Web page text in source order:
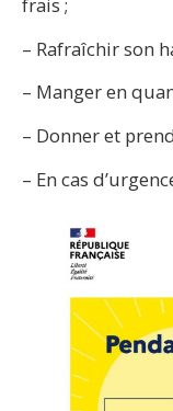
– Rafraîchir son
– Manger en
– Donner et
– En cas